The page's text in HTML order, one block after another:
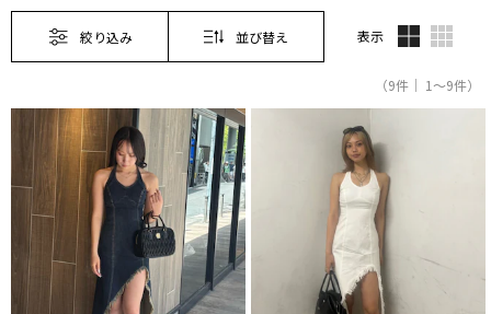
絞り込み 並び替え 表示
（9件｜ 1～9件）